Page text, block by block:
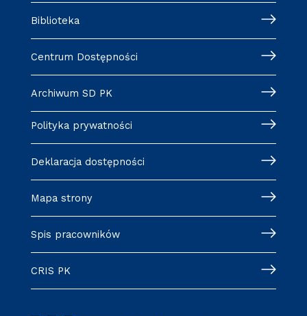
Biblioteka
Centrum Dostępności
Archiwum SD PK
Polityka prywatności
Deklaracja dostępności
Mapa strony
Spis pracowników
CRIS PK